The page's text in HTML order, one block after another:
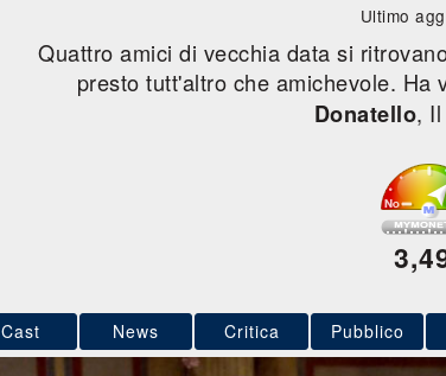
Ultimo
Quattro amici di vecchia data si
presto tutt'altro che amichevole. Ha
Donatello,
Cast News Critica Pubblico